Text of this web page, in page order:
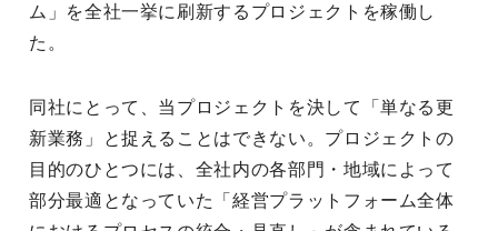
ム」を全社一挙に刷新するプロジェクトを稼働し
た。
同社にとって、当プロジェクトを決して「単なる更
新業務」と捉えることはできない。プロジェクトの
目的のひとつには、全社内の各部門・地域によって
部分最適となっていた「経営プラットフォーム全体